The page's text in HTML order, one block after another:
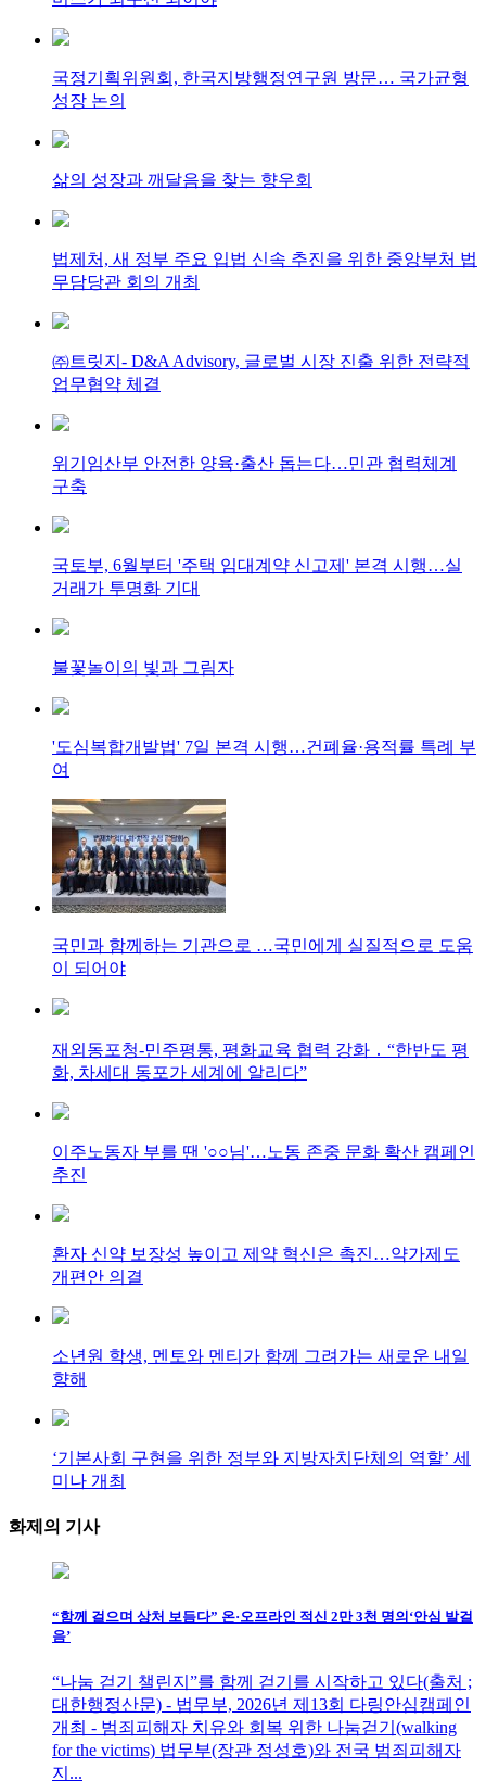
국정기획위원회, 한국지방행정연구원 방문… 국가균형
성장 논의
삶의 성장과 깨달음을 찾는 향우회
법제처, 새 정부 주요 입법 신속 추진을 위한 중앙부처 법
무담당관 회의 개최
㈜트릿지- D&A Advisory, 글로벌 시장 진출 위한 전략적
업무협약 체결
위기임산부 안전한 양육·출산 돕는다…민관 협력체계
구축
국토부, 6월부터 '주택 임대계약 신고제' 본격 시행…실
거래가 투명화 기대
불꽃놀이의 빛과 그림자
'도심복합개발법' 7일 본격 시행…건폐율·용적률 특례 부
여
국민과 함께하는 기관으로 …국민에게 실질적으로 도움
이 되어야
재외동포청-민주평통, 평화교육 협력 강화 ․ “한반도 평
화, 차세대 동포가 세계에 알리다”
이주노동자 부를 땐 '○○님'…노동 존중 문화 확산 캠페인
추진
환자 신약 보장성 높이고 제약 혁신은 촉진…약가제도
개편안 의결
소년원 학생, 멘토와 멘티가 함께 그려가는 새로운 내일
향해
‘기본사회 구현을 위한 정부와 지방자치단체의 역할’ 세
미나 개최
화제의 기사
“함께 걸으며 상처 보듬다” 온·오프라인 적신 2만 3천 명의‘안심 발걸
음’
“나눔 걷기 챌린지”를 함께 걷기를 시작하고 있다(출처 ;
대한행정산문) - 법무부, 2026년 제13회 다링안심캠페인
개최 - 범죄피해자 치유와 회복 위한 나눔걷기(walking
for the victims) 법무부(장관 정성호)와 전국 범죄피해자
지...